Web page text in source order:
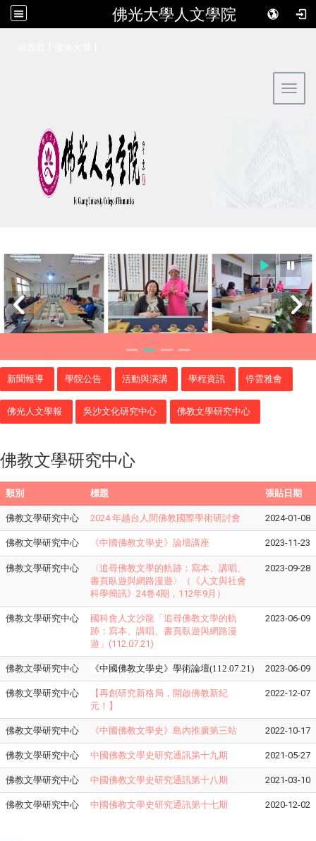
佛光大學人文學院
新聞報導 學院公告 活動與演講 學程資訊 停雲雅會
佛光人文學報 吳沙文化研究中心 佛教文學研究中心
佛教文學研究中心
類別 標題 張貼日期
佛教文學研究中心 2024 年越台人間佛教國際學術研討會 2024-01-08
佛教文學研究中心 《中國佛教文學史 》 論壇講座 2023-11-23
佛教文學研究中心
〈追尋佛教文學的軌跡：寫本、講唱、
書頁臥遊與網路漫遊〉（《人文與社會
科學簡訊》24卷4期，112年9月）
2023-09-28
佛教文學研究中心
國科會人文沙龍「追尋佛教文學的軌
跡：寫本、講唱、書頁臥遊與網路漫
遊」(112.07.21)
2023-06-09
佛教文學研究中心 《中國佛教文學史》學術論壇(112.07.21) 2023-06-09
佛教文學研究中心
【再創研究新格局，開啟佛教新紀
元！】
2022-12-07
佛教文學研究中心 《中國佛教文學史》島內推廣第三站 2022-10-17
佛教文學研究中心 中國佛教文學史研究通訊第十九期 2021-05-27
佛教文學研究中心 中國佛教文學史研究通訊第十八期 2021-03-10
佛教文學研究中心 中國佛教文學史研究通訊第十七期 2020-12-02